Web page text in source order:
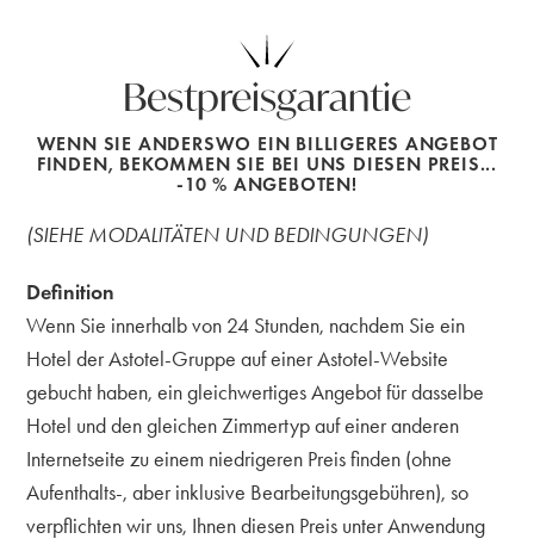
Bestpreisgarantie
WENN SIE ANDERSWO EIN BILLIGERES ANGEBOT
FINDEN, BEKOMMEN SIE BEI UNS DIESEN PREIS...
-10 % ANGEBOTEN!
(SIEHE MODALITÄTEN UND BEDINGUNGEN)
Definition
Wenn Sie innerhalb von 24 Stunden, nachdem Sie ein
Hotel der Astotel-Gruppe auf einer Astotel-Website
gebucht haben, ein gleichwertiges Angebot für dasselbe
Hotel und den gleichen Zimmertyp auf einer anderen
Internetseite zu einem niedrigeren Preis finden (ohne
Aufenthalts-, aber inklusive Bearbeitungsgebühren), so
verpflichten wir uns, Ihnen diesen Preis unter Anwendung